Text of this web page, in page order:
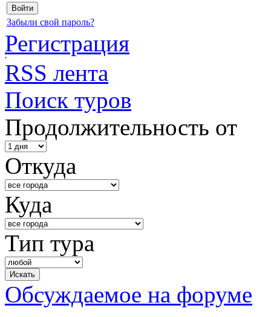
Забыли свой пароль?
Регистрация
RSS лента
Поиск туров
Продолжительность от
Откуда
Куда
Тип тура
Обсуждаемое на форуме